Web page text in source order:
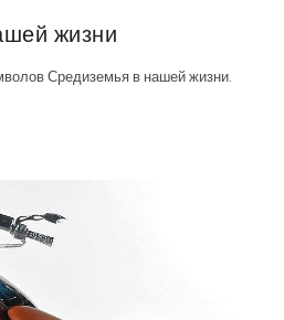
жизни
Средиземья в нашей жизни.